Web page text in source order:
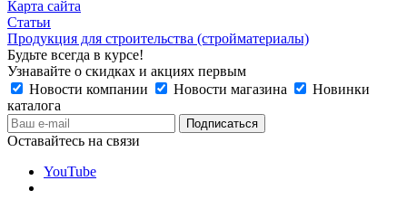
Карта сайта
Статьи
Продукция для строительства (стройматериалы)
Будьте всегда в курсе!
Узнавайте о скидках и акциях первым
Новости компании
Новости магазина
Новинки
каталога
Оставайтесь на связи
YouTube